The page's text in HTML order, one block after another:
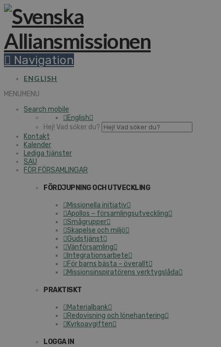
Navigation
ENGLISH
MENUMENU
Search mobile
English
Hej! Vad söker du?
Kontakt
Kalender
Lediga tjänster
SAU
FÖR FÖRSAMLINGAR
FÖRDJUPNING OCH UTVECKLING
Missionella initiativ
Apollos – församlingsutveckling
Smågrupper
Skapelse och miljö
Gudstjänst
Vänförsamling
Integrationsarbete
För barns bästa – överallt
Missionsinspiratörens verktygslåda
PRAKTISKT
Materialbank
Redovisning och lönehantering
Kyrkoavgiften
LOGGA IN